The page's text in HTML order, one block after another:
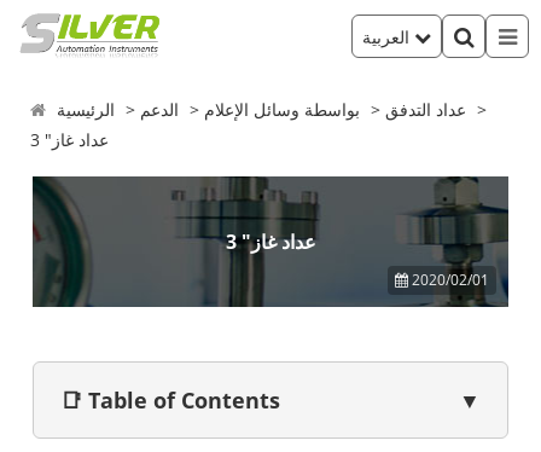
الرئيسية الدعم بواسطة وسائل الإعلام
عداد التدفق
3 "عداد غاز
3 "عداد غاز
2020/02/01
📑 Table of Contents ▼